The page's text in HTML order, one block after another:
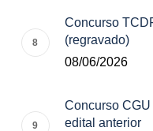
Concurso
(regravado)
08/06/2026
Concurso
edital anterior